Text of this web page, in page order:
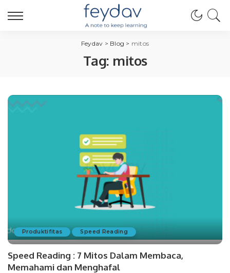
Feydav > Blog > mitos
Tag: mitos
Produktifitas Speed Reading
Speed Reading : 7 Mitos Dalam Membaca,
Memahami dan Menghafal